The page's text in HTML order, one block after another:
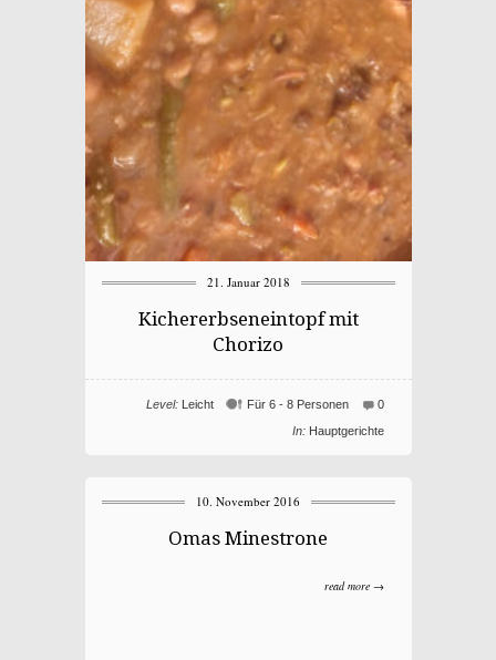
21. Januar 2018
Kichererbseneintopf mit
Chorizo
0
Für 6 - 8 Personen
Level: Leicht
In: Hauptgerichte
10. November 2016
Omas Minestrone
read more →